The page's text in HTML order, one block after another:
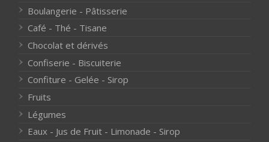
Boulangerie - Pâtisserie
Café - Thé - Tisane
Chocolat et dérivés
Confiserie - Biscuiterie
Confiture - Gelée - Sirop
Fruits
Légumes
Eaux - Jus de Fruit - Limonade - Sirop